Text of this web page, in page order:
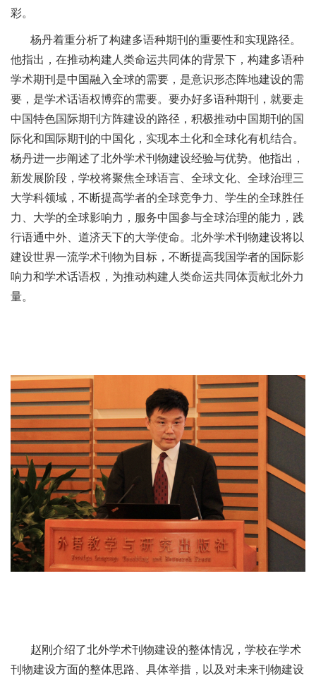
彩。
杨丹着重分析了构建多语种期刊的重要性和实现路径。
他指出，在推动构建人类命运共同体的背景下，构建多语种
学术期刊是中国融入全球的需要，是意识形态阵地建设的需
要，是学术话语权博弈的需要。要办好多语种期刊，就要走
中国特色国际期刊方阵建设的路径，积极推动中国期刊的国
际化和国际期刊的中国化，实现本土化和全球化有机结合。
杨丹进一步阐述了北外学术刊物建设经验与优势。他指出，
新发展阶段，学校将聚焦全球语言、全球文化、全球治理三
大学科领域，不断提高学者的全球竞争力、学生的全球胜任
力、大学的全球影响力，服务中国参与全球治理的能力，践
行语通中外、道济天下的大学使命。北外学术刊物建设将以
建设世界一流学术刊物为目标，不断提高我国学者的国际影
响力和学术话语权，为推动构建人类命运共同体贡献北外力
量。
赵刚介绍了北外学术刊物建设的整体情况，学校在学术
刊物建设方面的整体思路、具体举措，以及对未来刊物建设